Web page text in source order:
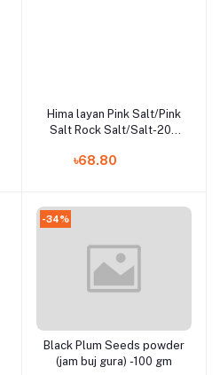
Add to cart
Hima layan Pink Salt/Pink
Salt Rock Salt/Salt-200
৳68.80
-34%
Add to cart
Black Plum Seeds powder
(jam buj gura) -100 gm